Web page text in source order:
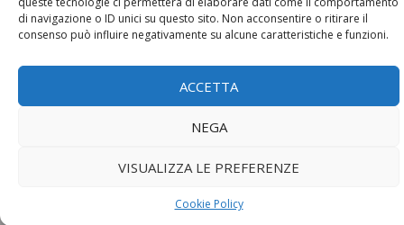
di navigazione o ID unici su questo sito. Non acconsentire o ritirare il
consenso può influire negativamente su alcune caratteristiche e funzioni.
ACCETTA
NEGA
VISUALIZZA LE PREFERENZE
Cookie Policy
Chi siamo Contatti Privacy Policy